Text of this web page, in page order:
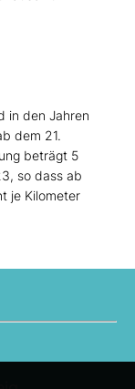
in den Jahren
dem 21.
beträgt 5
so dass ab
je Kilometer